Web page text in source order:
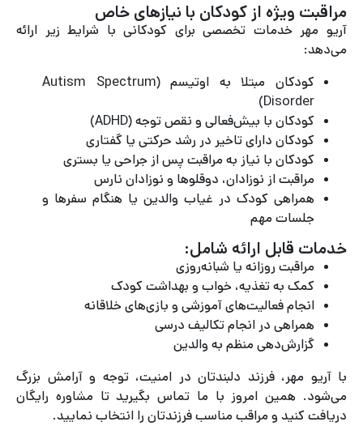
مراقبت ویژه از کودکان با نیازهای خاص
آریو مهر خدمات تخصصی برای کودکانی با شرایط زیر ارائه
می‌دهد:
کودکان مبتلا به اوتیسم (Autism Spectrum
Disorder)
کودکان با بیش‌فعالی و نقص توجه (ADHD)
کودکان دارای تاخیر در رشد حرکتی یا گفتاری
کودکان با نیاز به مراقبت پس از جراحی یا بستری
مراقبت از نوزادان، دوقلوها و نوزادان نارس
همراهی کودک در غیاب والدین یا هنگام سفرها و
جلسات مهم
خدمات قابل ارائه شامل:
مراقبت روزانه یا شبانه‌روزی
کمک به تغذیه، خواب و بهداشت کودک
انجام فعالیت‌های آموزشی و بازی‌های خلاقانه
همراهی در انجام تکالیف درسی
گزارش‌دهی منظم به والدین
با آریو مهر، فرزند دلبندتان در امنیت، توجه و آرامش بزرگ
می‌شود. همین امروز با ما تماس بگیرید تا مشاوره رایگان
دریافت کنید و مراقب مناسب فرزندتان را انتخاب نمایید.